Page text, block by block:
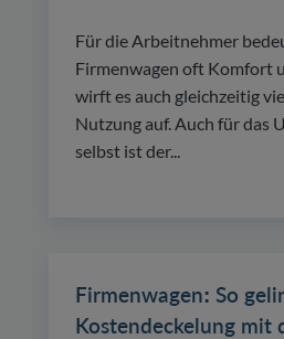
Für die Arbeitnehmer
Firmenwagen oft Komfort
wirft es auch gleichzeitig
Nutzung auf. Auch für das
selbst ist der...
Firmenwagen: So
Kostendeckelung mit